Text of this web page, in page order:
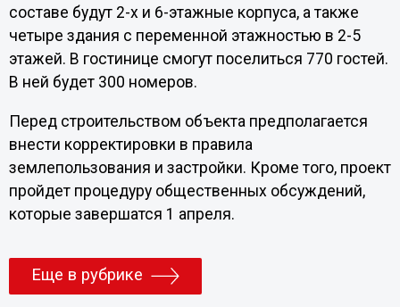
составе будут 2-х и 6-этажные корпуса, а также
четыре здания с переменной этажностью в 2-5
этажей. В гостинице смогут поселиться 770 гостей.
В ней будет 300 номеров.
Перед строительством объекта предполагается
внести корректировки в правила
землепользования и застройки. Кроме того, проект
пройдет процедуру общественных обсуждений,
которые завершатся 1 апреля.
Еще в рубрике